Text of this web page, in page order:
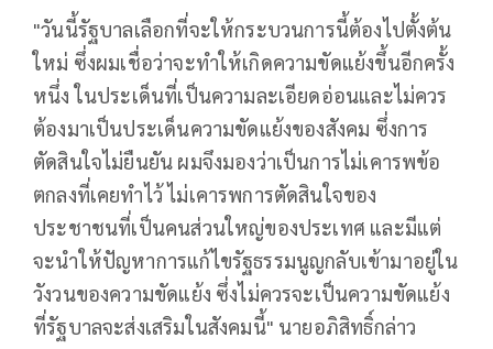
"วันนี้รัฐบาลเลือกที่จะให้กระบวนการนี้ต้องไปตั้งต้น
ใหม่ ซึ่งผมเชื่อว่าจะทำให้เกิดความขัดแย้งขึ้นอีกครั้ง
หนึ่ง ในประเด็นที่เป็นความละเอียดอ่อนและไม่ควร
ต้องมาเป็นประเด็นความขัดแย้งของสังคม ซึ่งการ
ตัดสินใจไม่ยืนยัน ผมจึงมองว่าเป็นการไม่เคารพข้อ
ตกลงที่เคยทำไว้ ไม่เคารพการตัดสินใจของ
ประชาชนที่เป็นคนส่วนใหญ่ของประเทศ และมีแต่
จะนำให้ปัญหาการแก้ไขรัฐธรรมนูญกลับเข้ามาอยู่ใน
วังวนของความขัดแย้ง ซึ่งไม่ควรจะเป็นความขัดแย้ง
ที่รัฐบาลจะส่งเสริมในสังคมนี้" นายอภิสิทธิ์กล่าว